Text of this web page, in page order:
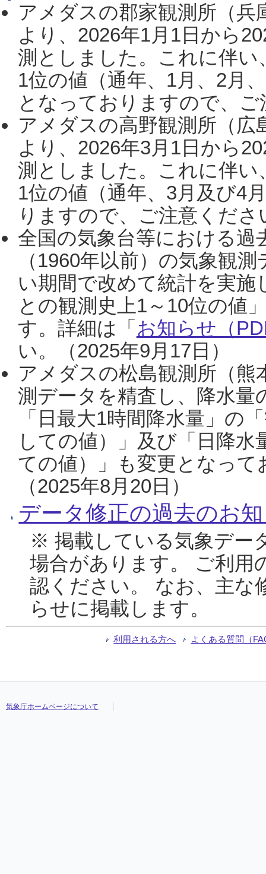
アメダスの郡家観測所（
より、2026年1月1日から
測としました。これに伴い
1位の値（通年、1月、2月
となっておりますので、
アメダスの高野観測所（
より、2026年3月1日から
測としました。これに伴い
1位の値（通年、3月及び4
りますので、ご注意くだ
全国の気象台等における過
（1960年以前）の気象観
い期間で改めて統計を実
との観測史上1～10位の値
す。詳細は「 お知らせ（
い。（2025年9月17日）
アメダスの松島観測所（熊
測データを精査し、降水
「日最大1時間降水量」の
しての値）」及び「日降
ての値）」も変更となっ
（2025年8月20日）
データ修正の過去のお
※ 掲載している気象デー
場合があります。 ご利用
認ください。 なお、主な
らせに掲載します。
利用される方へ よくある質問（
気象庁ホームページについて